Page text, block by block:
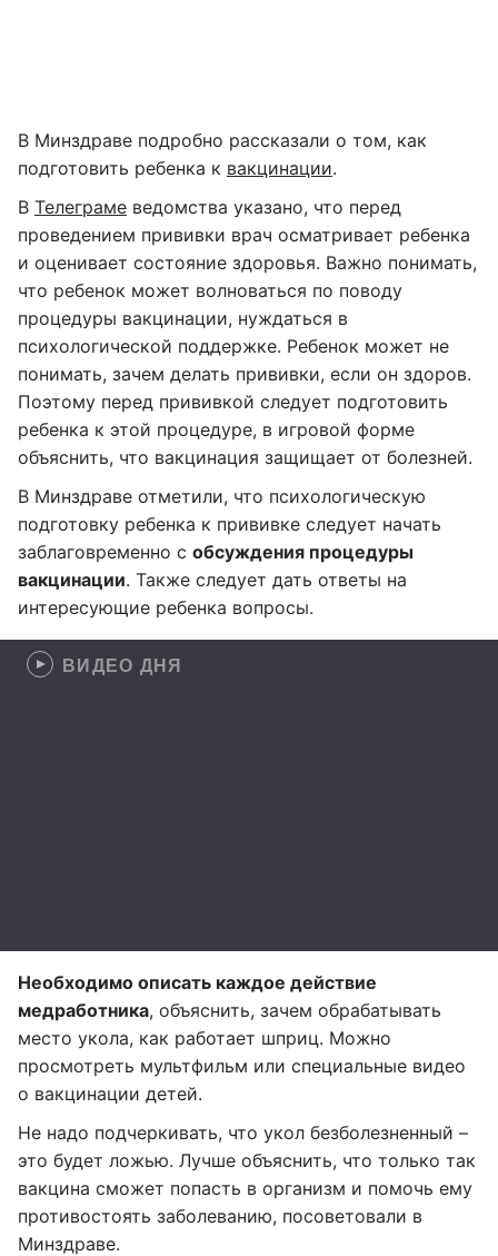
В Минздраве подробно рассказали о том, как
подготовить ребенка к вакцинации.
В Телеграме ведомства указано, что перед
проведением прививки врач осматривает ребенка
и оценивает состояние здоровья. Важно понимать,
что ребенок может волноваться по поводу
процедуры вакцинации, нуждаться в
психологической поддержке. Ребенок может не
понимать, зачем делать прививки, если он здоров.
Поэтому перед прививкой следует подготовить
ребенка к этой процедуре, в игровой форме
объяснить, что вакцинация защищает от болезней.
В Минздраве отметили, что психологическую
подготовку ребенка к прививке следует начать
заблаговременно с обсуждения процедуры
вакцинации. Также следует дать ответы на
интересующие ребенка вопросы.
ВИДЕО ДНЯ
Необходимо описать каждое действие
медработника, объяснить, зачем обрабатывать
место укола, как работает шприц. Можно
просмотреть мультфильм или специальные видео
о вакцинации детей.
Не надо подчеркивать, что укол безболезненный –
это будет ложью. Лучше объяснить, что только так
вакцина сможет попасть в организм и помочь ему
противостоять заболеванию, посоветовали в
Минздраве.